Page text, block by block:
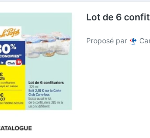
Lot de 6
Proposé par